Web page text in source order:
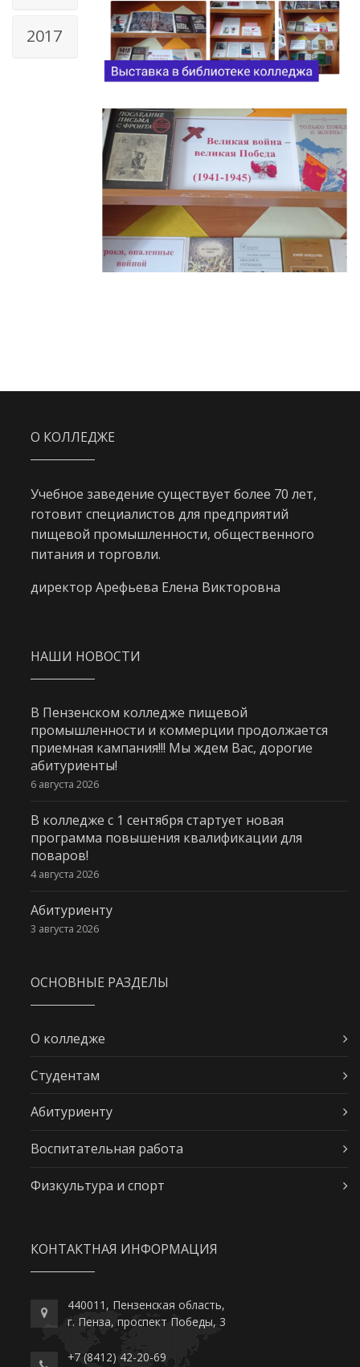
2017
О КОЛЛЕДЖЕ
Учебное заведение существует более 70 лет,
готовит специалистов для предприятий
пищевой промышленности, общественного
питания и торговли.
директор Арефьева Елена Викторовна
НАШИ НОВОСТИ
В Пензенском колледже пищевой
промышленности и коммерции продолжается
приемная кампания!!! Мы ждем Вас, дорогие
абитуриенты!
6 августа 2026
В колледже с 1 сентября стартует новая
программа повышения квалификации для
поваров!
4 августа 2026
Абитуриенту
3 августа 2026
ОСНОВНЫЕ РАЗДЕЛЫ
О колледже
Студентам
Абитуриенту
Воспитательная работа
Физкультура и спорт
КОНТАКТНАЯ ИНФОРМАЦИЯ
440011, Пензенская область,
г. Пенза, проспект Победы, 3
+7 (8412) 42-20-69